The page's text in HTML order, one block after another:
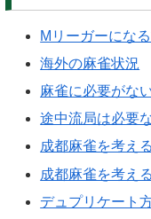
Mリーガーにな
海外の麻雀状況
麻雀に必要がな
途中流局は必要
成都麻雀を考え
成都麻雀を考え
デュプリケート